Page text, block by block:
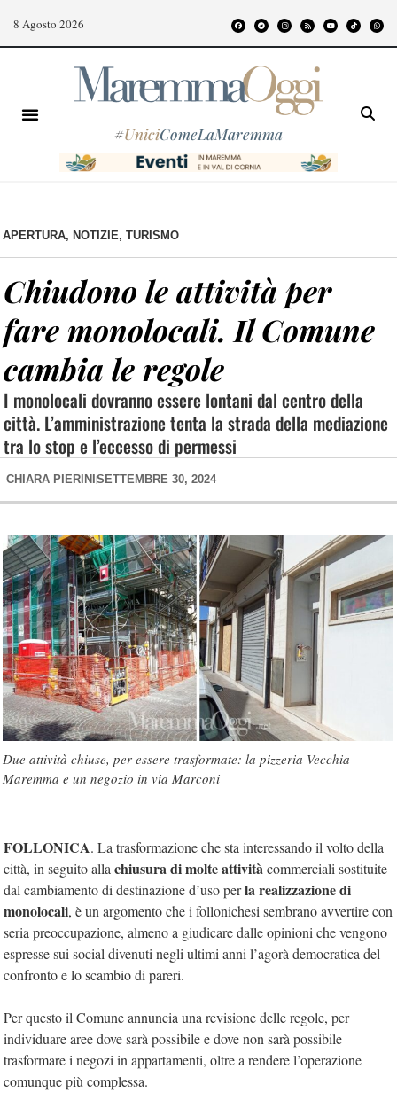
8 Agosto 2026
#UniciComeLaMaremma
APERTURA, NOTIZIE, TURISMO
Chiudono le attività per
fare monolocali. Il Comune
cambia le regole
I monolocali dovranno essere lontani dal centro della
città. L’amministrazione tenta la strada della mediazione
tra lo stop e l’eccesso di permessi
CHIARA PIERINI SETTEMBRE 30, 2024
Due attività chiuse, per essere trasformate: la pizzeria Vecchia
Maremma e un negozio in via Marconi
FOLLONICA. La trasformazione che sta interessando il volto della
città, in seguito alla chiusura di molte attivitàcommerciali sostituite
dal cambiamento di destinazione d’uso perla realizzazione di
monolocali, è un argomento che i follonichesi sembrano avvertire con
seria preoccupazione, almeno a giudicare dalle opinioni che vengono
espresse sui social divenuti negli ultimi anni l’agorà democratica del
confronto e lo scambio di pareri.
Per questo il Comune annuncia una revisione delle regole, per
individuare aree dove sarà possibile e dove non sarà possibile
trasformare i negozi in appartamenti, oltre a rendere l’operazione
comunque più complessa.